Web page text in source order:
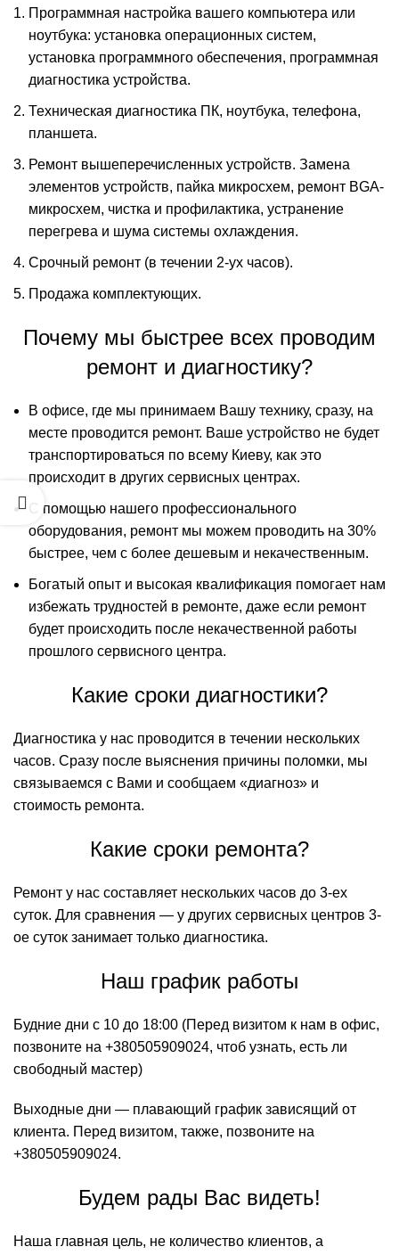
Программная настройка вашего компьютера или
ноутбука: установка операционных систем,
установка программного обеспечения, программная
диагностика устройства.
Техническая диагностика ПК, ноутбука, телефона,
планшета.
Ремонт вышеперечисленных устройств. Замена
элементов устройств, пайка микросхем, ремонт BGA-
микросхем, чистка и профилактика, устранение
перегрева и шума системы охлаждения.
Срочный ремонт (в течении 2-ух часов).
Продажа комплектующих.
Почему мы быстрее всех проводим
ремонт и диагностику?
В офисе, где мы принимаем Вашу технику, сразу, на
месте проводится ремонт. Ваше устройство не будет
транспортироваться по всему Киеву, как это
происходит в других сервисных центрах.
С помощью нашего профессионального
оборудования, ремонт мы можем проводить на 30%
быстрее, чем с более дешевым и некачественным.
Богатый опыт и высокая квалификация помогает нам
избежать трудностей в ремонте, даже если ремонт
будет происходить после некачественной работы
прошлого сервисного центра.
Какие сроки диагностики?
Диагностика у нас проводится в течении нескольких
часов. Сразу после выяснения причины поломки, мы
связываемся с Вами и сообщаем «диагноз» и
стоимость ремонта.
Какие сроки ремонта?
Ремонт у нас составляет нескольких часов до 3-ех
суток. Для сравнения — у других сервисных центров 3-
ое суток занимает только диагностика.
Наш график работы
Будние дни с 10 до 18:00 (Перед визитом к нам в офис,
позвоните на +380505909024, чтоб узнать, есть ли
свободный мастер)
Выходные дни — плавающий график зависящий от
клиента. Перед визитом, также, позвоните на
+380505909024.
Будем рады Вас видеть!
Наша главная цель, не количество клиентов, а